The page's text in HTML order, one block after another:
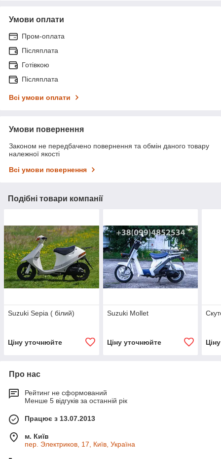
Умови оплати
Пром-оплата
Післяплата
Готівкою
Післяплата
Всі умови оплати
Умови повернення
Законом не передбачено повернення та обмін даного товару
належної якості
Всі умови повернення
Подібні товари компанії
Suzuki Sepia ( білий)
Ціну уточнюйте
Suzuki Mollet
Ціну уточнюйте
Про нас
Рейтинг не сформований
Менше 5 відгуків за останній рік
Працює з 13.07.2013
м. Київ
пер. Электриков, 17, Київ, Україна